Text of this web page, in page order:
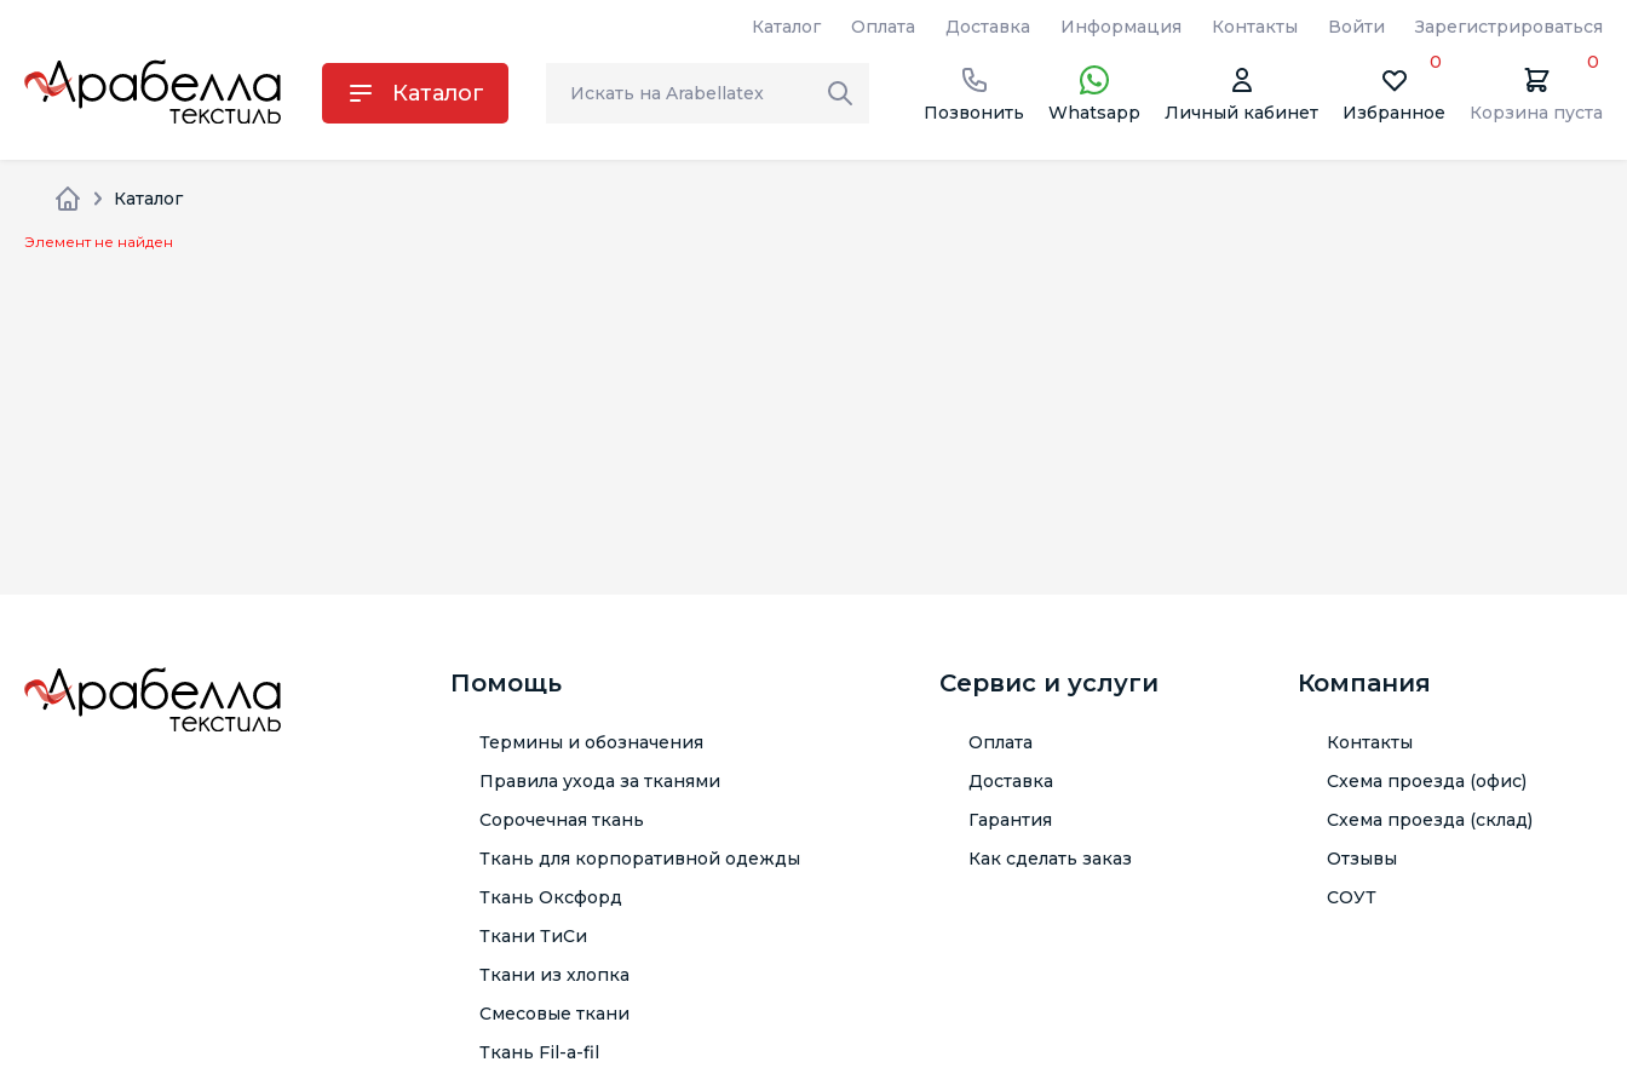
Каталог Оплата Доставка Информация Контакты Войти Зарегистрироваться
Каталог
Позвонить Whatsapp Личный кабинет Избранное
0
Корзина пуста
0
Каталог
Элемент не найден
Помощь
Термины и обозначения
Правила ухода за тканями
Сорочечная ткань
Ткань для корпоративной одежды
Ткань Оксфорд
Ткани ТиСи
Ткани из хлопка
Смесовые ткани
Ткань Fil-a-fil
Сервис и услуги
Оплата
Доставка
Гарантия
Как сделать заказ
Компания
Контакты
Схема проезда (офис)
Схема проезда (склад)
Отзывы
СОУТ